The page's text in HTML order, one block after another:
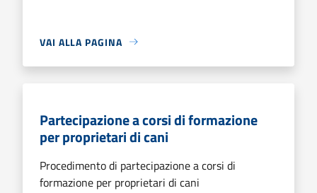
VAI ALLA PAGINA
Partecipazione a corsi di formazione
per proprietari di cani
Procedimento di partecipazione a corsi di
formazione per proprietari di cani